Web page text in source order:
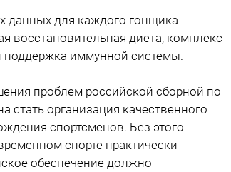
данных для каждого гонщика
восстановительная диета, комплекс
поддержка иммунной системы.
проблем российской сборной по
организация качественного
спортсменов. Без этого
спорте практически
обеспечение должно